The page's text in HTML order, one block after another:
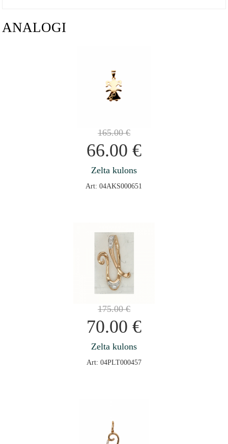
ANALOGI
165.00€
66.00 €
Zelta kulons
Art: 04AKS000651
175.00€
70.00 €
Zelta kulons
Art: 04PLT000457